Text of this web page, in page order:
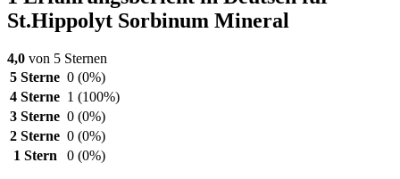
St.Hippolyt Sorbinum Mineral
4,0 von 5 Sternen
5 Sterne 0 (0%)
4 Sterne 1 (100%)
3 Sterne 0 (0%)
2 Sterne 0 (0%)
1 Stern
0 (0%)